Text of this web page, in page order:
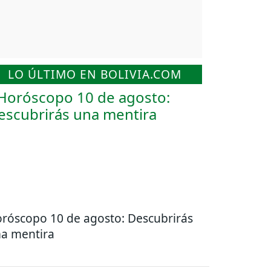
LO ÚLTIMO EN BOLIVIA.COM
10 de agosto: Descubrirás
mentira